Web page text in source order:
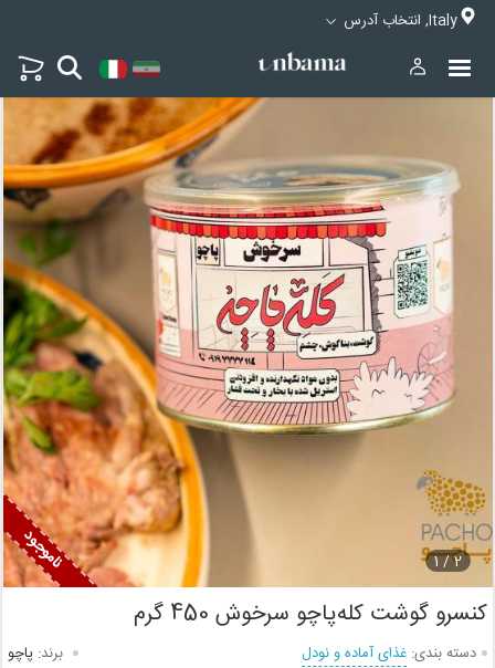
Italy, انتخاب آدرس
2 /
1
کنسرو گوشت کله‌پاچو سرخوش 450 گرم
دسته بندی: غذای آماده و نودل برند: پاچو